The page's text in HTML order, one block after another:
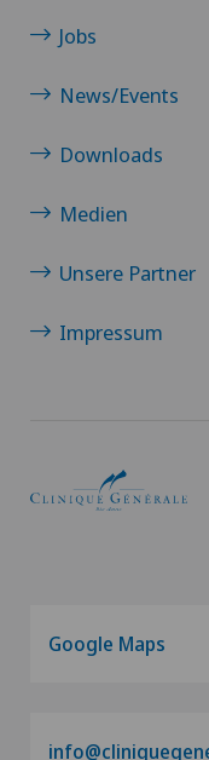
Jobs
News/Events
Downloads
Medien
Unsere Partner
Impressum
Google Maps